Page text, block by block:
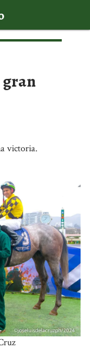
gran
victoria.